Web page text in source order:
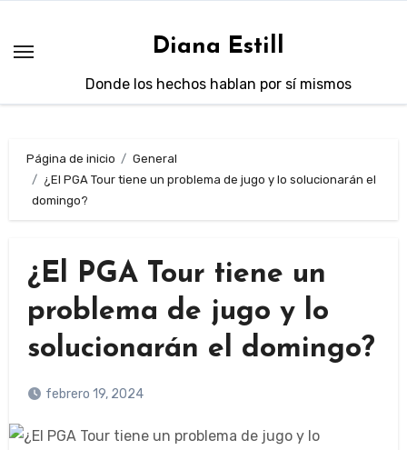
contenido
Diana Estill
Donde los hechos hablan por sí mismos
Página de inicio
General
¿El PGA Tour tiene un problema de jugo y lo solucionarán el
domingo?
¿El PGA Tour tiene un
problema de jugo y lo
solucionarán el domingo?
febrero 19, 2024